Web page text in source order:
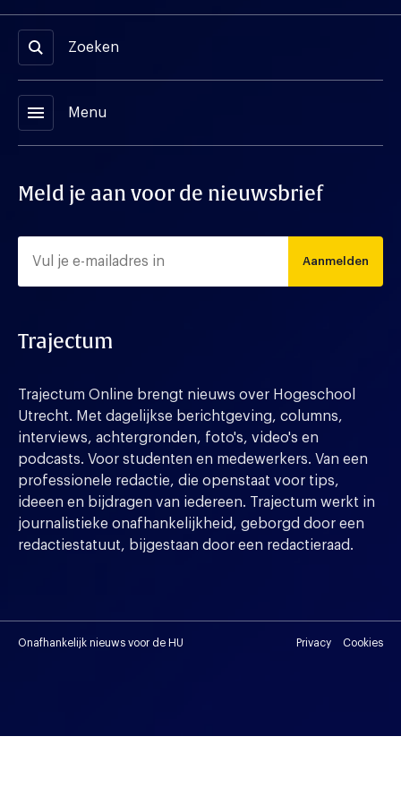
Zoeken
menu Menu
Meld je aan voor de nieuwsbrief
Aanmelden
Trajectum
Trajectum Online brengt nieuws over Hogeschool
Utrecht. Met dagelijkse berichtgeving, columns,
interviews, achtergronden, foto's, video's en
podcasts. Voor studenten en medewerkers. Van een
professionele redactie, die openstaat voor tips,
ideeen en bijdragen van iedereen. Trajectum werkt in
journalistieke onafhankelijkheid, geborgd door een
redactiestatuut, bijgestaan door een redactieraad.
Onafhankelijk nieuws voor de HU Privacy Cookies